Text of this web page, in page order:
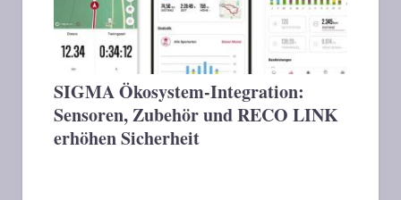
SIGMA Ökosystem-Integration:
Sensoren, Zubehör und RECO LINK
erhöhen Sicherheit